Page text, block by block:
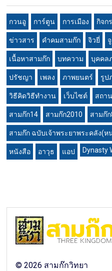
กวนอู การ์ตูน การเมือง กิจก
ข่าวสาร คำคมสามก๊ก จิวยี่
เนื้อหาสามก๊ก บทความ บุคคล
ปรัชญา เพลง ภาพยนตร์ รูป
วิธีคิดวิธีทำงาน เว็บไซต์ สถา
สามก๊ก14 สามก๊ก2010 สามก๊ก
สามก๊ก ฉบับเจ้าพระยาพระคลัง(ห
หนังสือ อาวุธ แอป Dynasty
©2026 สามก๊กวิทยา